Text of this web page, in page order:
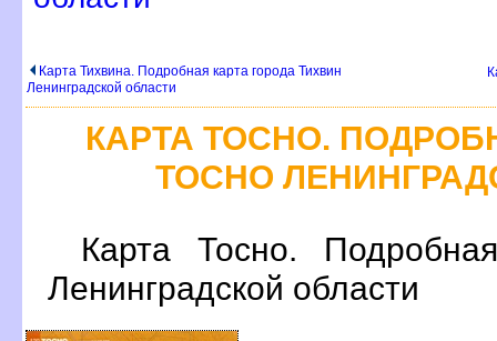
Карта Тихвина. Подробная карта города Тихвин
Ленинградской области
КАРТА ТОСНО.
ТОСНО
Карта Тосно.
Ленинградской области